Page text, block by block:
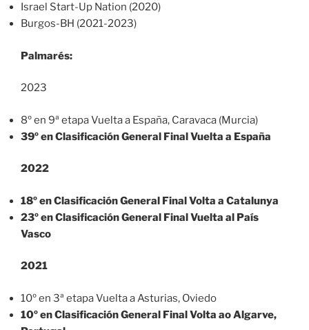
Israel Start-Up Nation (2020)
Burgos-BH (2021-2023)
Palmarés:
2023
8º en 9ª etapa Vuelta a España, Caravaca (Murcia)
39º en Clasificación General Final Vuelta a España
2022
18º en Clasificación General Final Volta a Catalunya
23º en Clasificación General Final Vuelta al País
Vasco
2021
10º en 3ª etapa Vuelta a Asturias, Oviedo
10º en Clasificación General Final Volta ao Algarve,